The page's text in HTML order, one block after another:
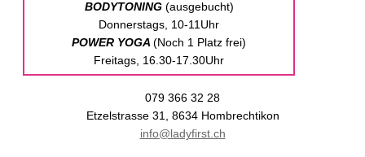
BODYTONING (ausgebucht)
Donnerstags, 10-11Uhr
POWER YOGA (Noch 1 Platz frei)
Freitags, 16.30-17.30Uhr
079 366 32 28
Etzelstrasse 31, 8634 Hombrechtikon
info@ladyfirst.ch